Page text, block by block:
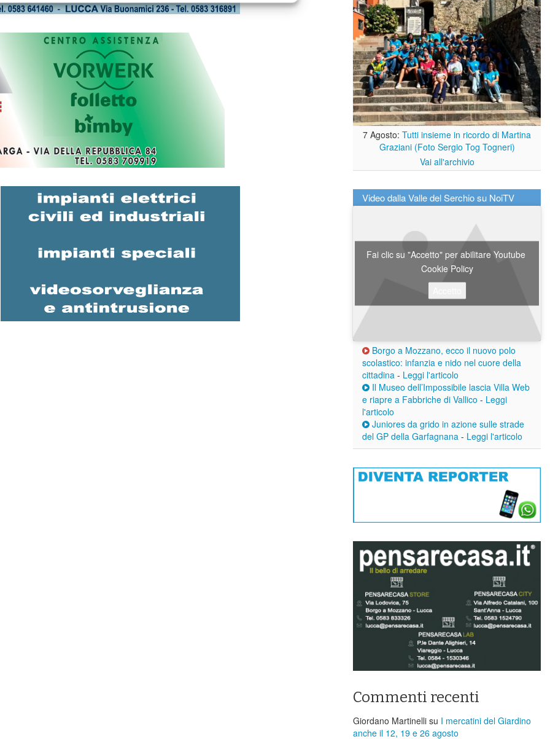
7 Agosto: Tutti insieme in ricordo di Martina
Graziani (Foto Sergio Tog Togneri)
Vai all'archivio
Video dalla Valle del Serchio su NoiTV
Fai clic su "Accetto" per abilitare Youtube
Cookie Policy
Borgo a Mozzano, ecco il nuovo polo
scolastico: infanzia e nido nel cuore della
cittadina - Leggi l'articolo
Il Museo dell’Impossibile lascia Villa Web
e riapre a Fabbriche di Vallico - Leggi
l'articolo
Juniores da grido in azione sulle strade
del GP della Garfagnana - Leggi l'articolo
Commenti recenti
Giordano Martinelli su I mercatini del Giardino
anche il 12, 19 e 26 agosto